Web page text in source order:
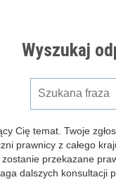
Wyszukaj
Cię temat. Twoje
prawnicy z całego
przekazane
dalszych konsultacji